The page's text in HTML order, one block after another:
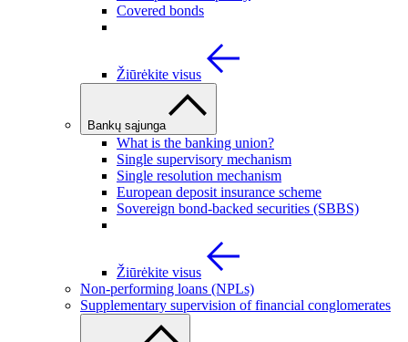
Covered bonds
Žiūrėkite visus
Bankų sąjunga
What is the banking union?
Single supervisory mechanism
Single resolution mechanism
European deposit insurance scheme
Sovereign bond-backed securities (SBBS)
Žiūrėkite visus
Non-performing loans (NPLs)
Supplementary supervision of financial conglomerates